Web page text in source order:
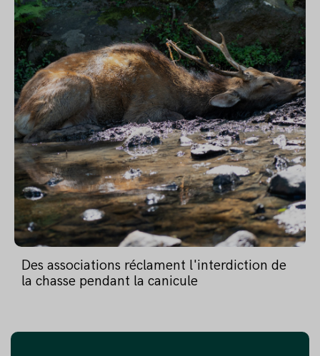
Des associations réclament l'interdiction de
la chasse pendant la canicule